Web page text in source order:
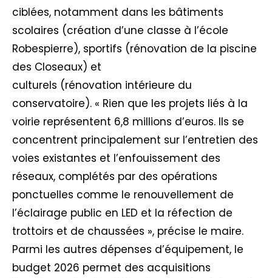
ciblées, notamment dans les bâtiments
scolaires (création d’une classe à l’école
Robespierre), sportifs (rénovation de la piscine
des Closeaux) et
culturels (rénovation intérieure du
conservatoire). « Rien que les projets liés à la
voirie représentent 6,8 millions d’euros. Ils se
concentrent principalement sur l’entretien des
voies existantes et l’enfouissement des
réseaux, complétés par des opérations
ponctuelles comme le renouvellement de
l’éclairage public en LED et la réfection de
trottoirs et de chaussées », précise le maire.
Parmi les autres dépenses d’équipement, le
budget 2026 permet des acquisitions